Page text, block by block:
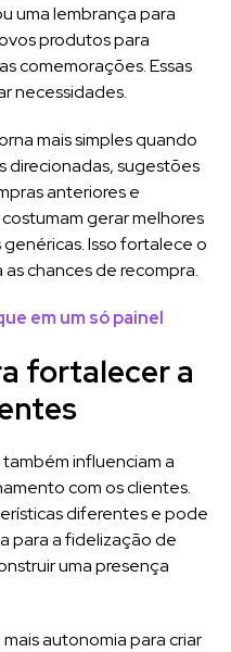
uma lembrança para
produtos para
comemorações. Essas
necessidades.
mais simples quando
direcionadas, sugestões
anteriores e
gerar melhores
Isso fortalece o
chances de recompra.
em um só painel
fortalecer a
influenciam a
com os clientes.
diferentes e pode
para a fidelização de
uma presença
autonomia para criar